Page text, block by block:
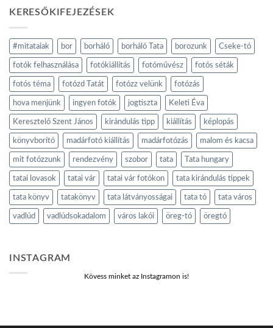
KERESŐKIFEJEZÉSEK
#mitataiak bor borháló borháló Tata borozunk Cseke-tó
fotók felhasználása fotókiállítás fotóművész fotós séták
fotós téma fotózd Tatát fotózz velünk fotózás
hova menjünk ingyen fotók jogtiszta Keleti Éva
Keresztelő Szent János kirándulás tipp kiállítás képlopás
könyvborító madárfotó kiállítás madárfotózás malom és kacsa
mit fotózzunk rendezvény szobor tata Tata hungary
tatai lovasok tatai vár tatai vár fotókon tata kirándulás tippek
tata könyv tatakönyv tata látványosságai tata tó tata város
vadlúd vadlúdsokadalom város lakói öreg-tó öregtó
INSTAGRAM
Kövess minket az Instagramon is!